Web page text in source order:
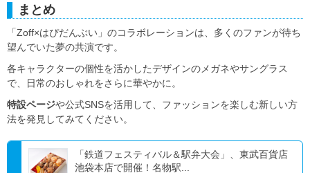
まとめ
「Zoff×はぴだんぶい」のコラボレーションは、多くのファンが待ち
望んでいた夢の共演です。
各キャラクターの個性を活かしたデザインのメガネやサングラス
で、日常のおしゃれをさらに華やかに。
特設ページや公式SNSを活用して、ファッションを楽しむ新しい方
法を発見してみてください。
「鉄道フェスティバル＆駅弁大会」、東武百貨店
池袋本店で開催！名物駅...